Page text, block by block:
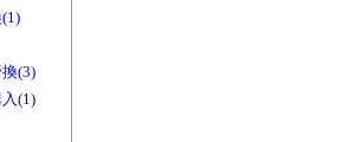
(3)
(1)